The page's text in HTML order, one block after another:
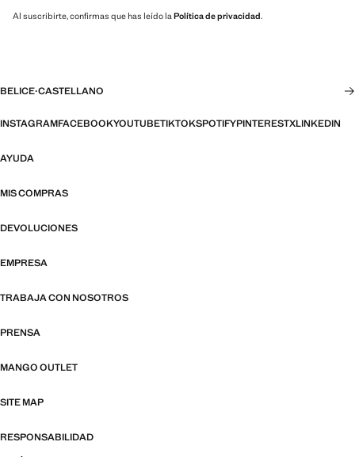
Al suscribirte, confirmas que has leído la Política de privacidad.
BELICE·CASTELLANO
INSTAGRAMFACEBOOKYOUTUBETIKTOKSPOTIFYPINTERESTXLINKEDIN
AYUDA
MIS COMPRAS
DEVOLUCIONES
EMPRESA
TRABAJA CON NOSOTROS
PRENSA
MANGO OUTLET
SITE MAP
RESPONSABILIDAD